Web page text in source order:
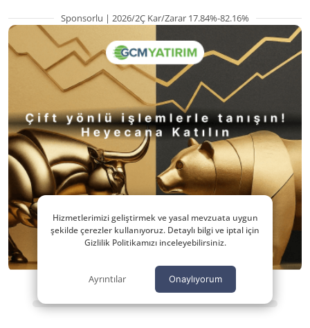
Sponsorlu | 2026/2Ç Kar/Zarar 17.84%-82.16%
Hizmetlerimizi geliştirmek ve yasal mevzuata uygun
şekilde çerezler kullanıyoruz. Detaylı bilgi ve iptal için
Gizlilik Politikamızı inceleyebilirsiniz.
Ayrıntılar Onaylıyorum